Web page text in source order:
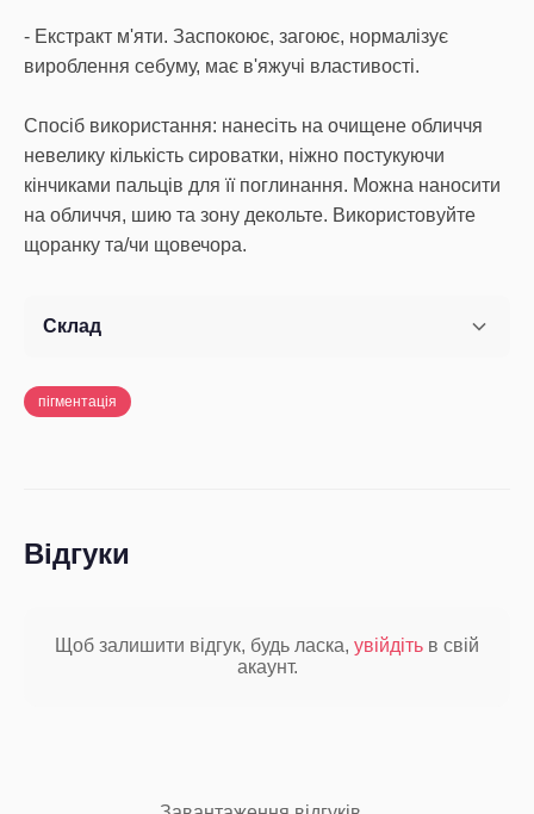
- Екстракт м'яти. Заспокоює, загоює, нормалізує
вироблення себуму, має в'яжучі властивості.
Спосіб використання: нанесіть на очищене обличчя
невелику кількість сироватки, ніжно постукуючи
кінчиками пальців для її поглинання. Можна наносити
на обличчя, шию та зону декольте. Використовуйте
щоранку та/чи щовечора.
Склад
пігментація
Відгуки
Щоб залишити відгук, будь ласка, увійдіть в свій
акаунт.